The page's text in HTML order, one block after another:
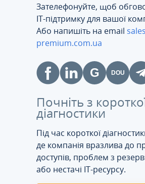
Зателефонуйте, щоб
ІТ-підтримку для вашої
Або напишіть на email
premium.com.ua
Почніть з
діагностики
Під час короткої
де компанія вразлива до
доступів, проблем з
або нестачі IT-ресурсу.